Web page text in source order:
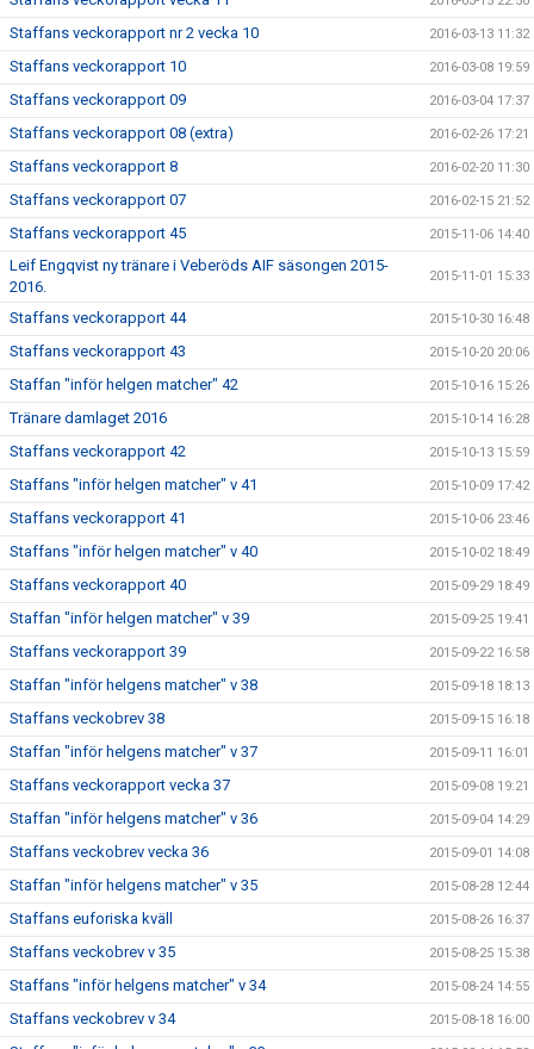
Staffans veckorapport nr 2 vecka 10 2016-03-13 11:32
Staffans veckorapport 10 2016-03-08 19:59
Staffans veckorapport 09 2016-03-04 17:37
Staffans veckorapport 08 (extra) 2016-02-26 17:21
Staffans veckorapport 8 2016-02-20 11:30
Staffans veckorapport 07 2016-02-15 21:52
Staffans veckorapport 45 2015-11-06 14:40
Leif Engqvist ny tränare i Veberöds AIF säsongen 2015-
2016.
2015-11-01 15:33
Staffans veckorapport 44 2015-10-30 16:48
Staffans veckorapport 43 2015-10-20 20:06
Staffan "inför helgen matcher" 42 2015-10-16 15:26
Tränare damlaget 2016 2015-10-14 16:28
Staffans veckorapport 42 2015-10-13 15:59
Staffans "inför helgen matcher" v 41 2015-10-09 17:42
Staffans veckorapport 41 2015-10-06 23:46
Staffans "inför helgen matcher" v 40 2015-10-02 18:49
Staffans veckorapport 40 2015-09-29 18:49
Staffan "inför helgen matcher" v 39 2015-09-25 19:41
Staffans veckorapport 39 2015-09-22 16:58
Staffan "inför helgens matcher" v 38 2015-09-18 18:13
Staffans veckobrev 38 2015-09-15 16:18
Staffan "inför helgens matcher" v 37 2015-09-11 16:01
Staffans veckorapport vecka 37 2015-09-08 19:21
Staffan "inför helgens matcher" v 36 2015-09-04 14:29
Staffans veckobrev vecka 36 2015-09-01 14:08
Staffan "inför helgens matcher" v 35 2015-08-28 12:44
Staffans euforiska kväll 2015-08-26 16:37
Staffans veckobrev v 35 2015-08-25 15:38
Staffans "inför helgens matcher" v 34 2015-08-24 14:55
Staffans veckobrev v 34 2015-08-18 16:00